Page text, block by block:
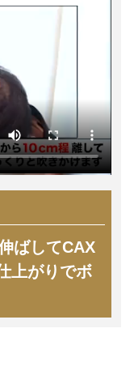
ばしてCAX
上がりでボ